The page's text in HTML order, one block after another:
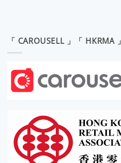
「 CAROUSELL 」「 HKRMA 」